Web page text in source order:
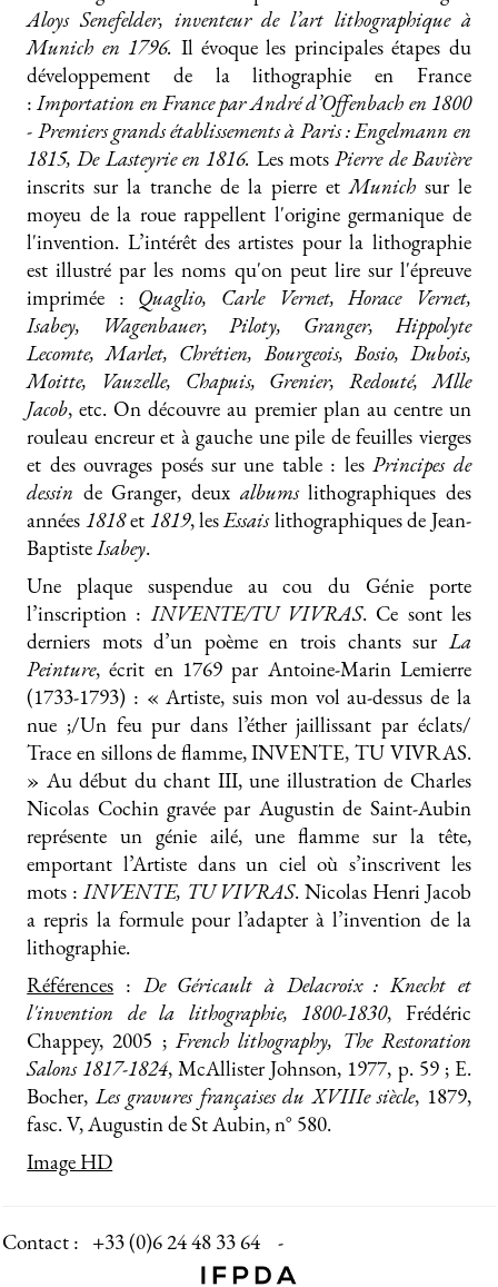
Aloys Senefelder, inventeur de l’art lithographique à
Munich en 1796. Il évoque les principales étapes du
développement de la lithographie en France
:Importation en France par André d’Offenbach en 1800
- Premiers grands établissements à Paris : Engelmann en
1815, De Lasteyrie en 1816. Les motsPierre de Bavière
inscrits sur la tranche de la pierre etMunichsur le
moyeu de la roue rappellent l'origine germanique de
l'invention. L’intérêt des artistes pour la lithographie
est illustré par les noms qu'on peut lire sur l'épreuve
imprimée : Quaglio, Carle Vernet, Horace Vernet,
Isabey, Wagenbauer, Piloty, Granger, Hippolyte
Lecomte, Marlet, Chrétien, Bourgeois, Bosio, Dubois,
Moitte, Vauzelle, Chapuis, Grenier, Redouté, Mlle
Jacob, etc. On découvre au premier plan au centre un
rouleau encreur et à gauche une pile de feuilles vierges
et des ouvrages posés sur une table : lesPrincipes de
dessin de Granger, deux albumslithographiques des
années 1818et 1819, lesEssaislithographiques de Jean-
BaptisteIsabey.
Une plaque suspendue au cou du Génie porte
l’inscription :INVENTE/TU VIVRAS. Ce sont les
derniers mots d’un poème en trois chants surLa
Peinture, écrit en 1769 par Antoine-Marin Lemierre
(1733-1793) : « Artiste, suis mon vol au-dessus de la
nue ;/Un feu pur dans l’éther jaillissant par éclats/
Trace en sillons de flamme, INVENTE, TU VIVRAS.
» Au début du chant III, une illustration de Charles
Nicolas Cochin gravée par Augustin de Saint-Aubin
représente un génie ailé, une flamme sur la tête,
emportant l’Artiste dans un ciel où s’inscrivent les
mots :INVENTE, TU VIVRAS. Nicolas Henri Jacob
a repris la formule pour l’adapter à l’invention de la
lithographie.
Références : De Géricault à Delacroix : Knecht et
l'invention de la lithographie, 1800-1830, Frédéric
Chappey, 2005 ; French lithography, The Restoration
Salons 1817-1824, McAllister Johnson, 1977, p. 59 ; E.
Bocher, Les gravures françaises du XVIIIe siècle, 1879,
fasc. V, Augustin de St Aubin, n° 580.
Image HD
Contact : +33 (0)6 24 48 33 64 -